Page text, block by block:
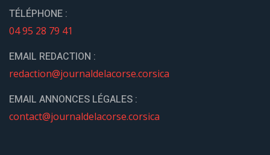
TÉLÉPHONE :
04 95 28 79 41
EMAIL REDACTION :
redaction@journaldelacorse.corsica
EMAIL ANNONCES LÉGALES :
contact@journaldelacorse.corsica